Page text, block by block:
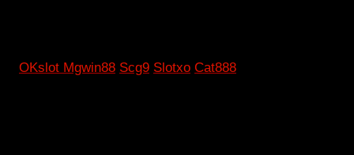
OKslot Mgwin88 Scg9 Slotxo Cat888